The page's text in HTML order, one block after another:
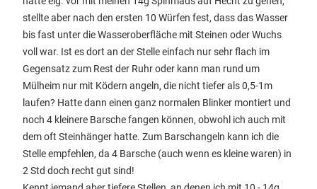
stellte aber nach den ersten 10 Würfen fest, dass das Wasser
bis fast unter die Wasseroberfläche mit Steinen oder Wuchs
voll war. Ist es dort an der Stelle einfach nur sehr flach im
Gegensatz zum Rest der Ruhr oder kann man rund um
Mülheim nur mit Ködern angeln, die nicht tiefer als 0,5-1m
laufen? Hatte dann einen ganz normalen Blinker montiert und
noch 4 kleinere Barsche fangen können, obwohl ich auch mit
dem oft Steinhänger hatte. Zum Barschangeln kann ich die
Stelle empfehlen, da 4 Barsche (auch wenn es kleine waren) in
2 Std doch recht gut sind!